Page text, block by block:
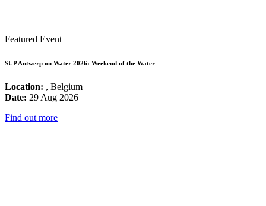
Featured Event
SUP Antwerp on Water 2026: Weekend of the Water
Location: , Belgium
Date: 29 Aug 2026
Find out more